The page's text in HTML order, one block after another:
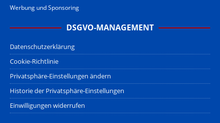
Werbung und Sponsoring
DSGVO-MANAGEMENT
Datenschutzerklärung
Cookie-Richtlinie
Privatsphäre-Einstellungen ändern
Historie der Privatsphäre-Einstellungen
Einwilligungen widerrufen